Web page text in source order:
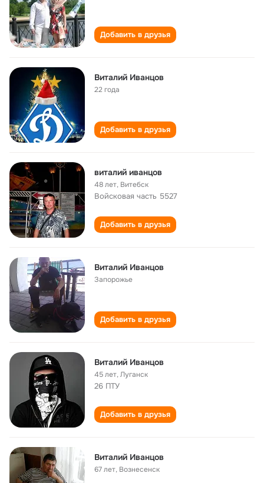
Добавить в друзья
Виталий Иванцов
22 года
Добавить в друзья
виталий иванцов
48 лет, Витебск
Войсковая часть 5527
Добавить в друзья
Виталий Иванцов
Запорожье
Добавить в друзья
Виталий Иванцов
45 лет,Луганск
26 ПТУ
Добавить в друзья
Виталий Иванцов
67 лет, Вознесенск